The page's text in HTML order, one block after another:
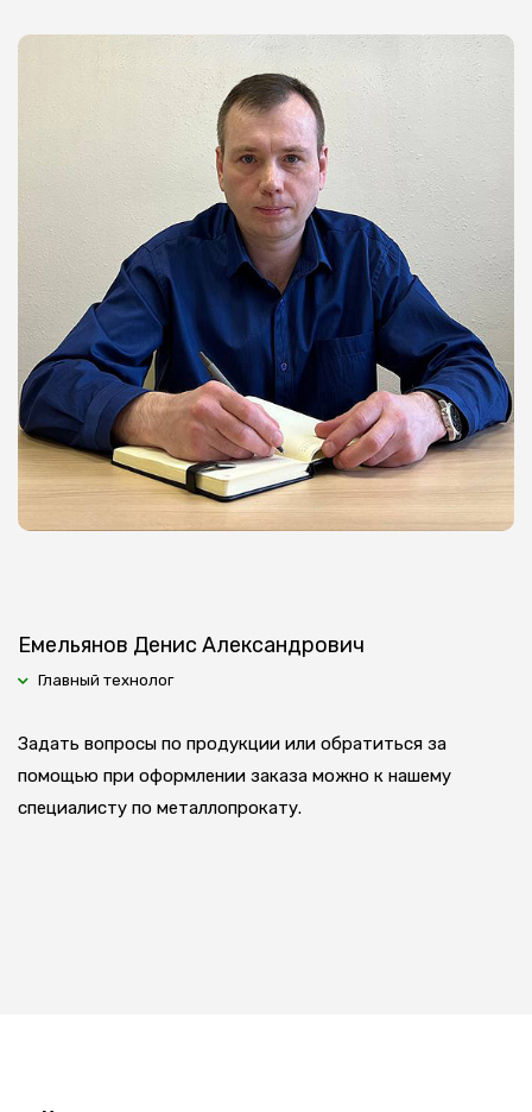
Емельянов Денис Александрович
Главный технолог
Задать вопросы по продукции или обратиться за
помощью при оформлении заказа можно к нашему
специалисту по металлопрокату.